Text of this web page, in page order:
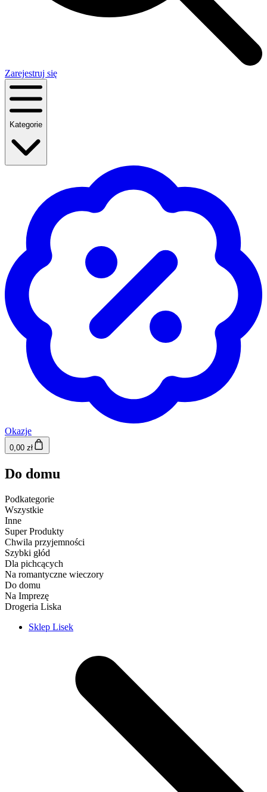
Zarejestruj się
Kategorie
Okazje
0,00 zł
Do domu
Podkategorie
Wszystkie
Inne
Super Produkty
Chwila przyjemności
Szybki głód
Dla pichcących
Na romantyczne wieczory
Do domu
Na Imprezę
Drogeria Liska
Sklep Lisek